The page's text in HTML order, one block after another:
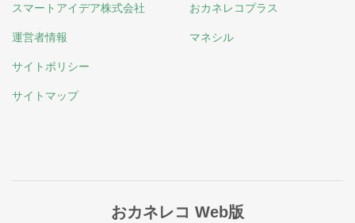
スマートアイデア株式会社
運営者情報
サイトポリシー
サイトマップ
おカネレコプラス
マネシル
おカネレコ Web版